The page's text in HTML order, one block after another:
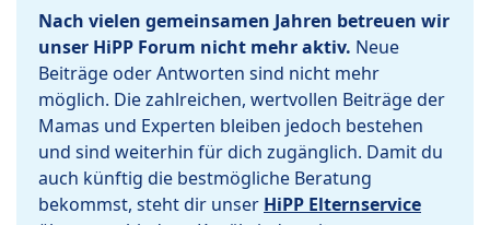
Nach vielen gemeinsamen Jahren betreuen wir
unser HiPP Forum nicht mehr aktiv. Neue
Beiträge oder Antworten sind nicht mehr
möglich. Die zahlreichen, wertvollen Beiträge der
Mamas und Experten bleiben jedoch bestehen
und sind weiterhin für dich zugänglich. Damit du
auch künftig die bestmögliche Beratung
bekommst, steht dir unser HiPP Elternservice